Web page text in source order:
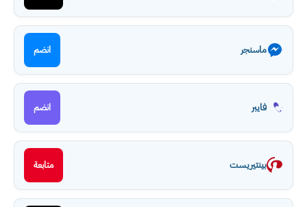
ماسنجر انضم
فايبر انضم
بينتيريست متابعة